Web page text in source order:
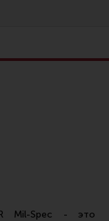
Mil-Spec - это